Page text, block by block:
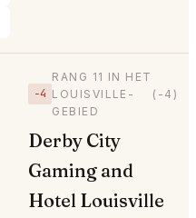
−4
RANG 11 IN HET
LOUISVILLE-
GEBIED
(-4)
Derby City
Gaming and
Hotel Louisville